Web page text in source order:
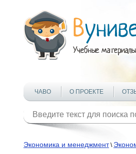
ЧАВО О ПРОЕКТЕ
Экономика и менеджмент\